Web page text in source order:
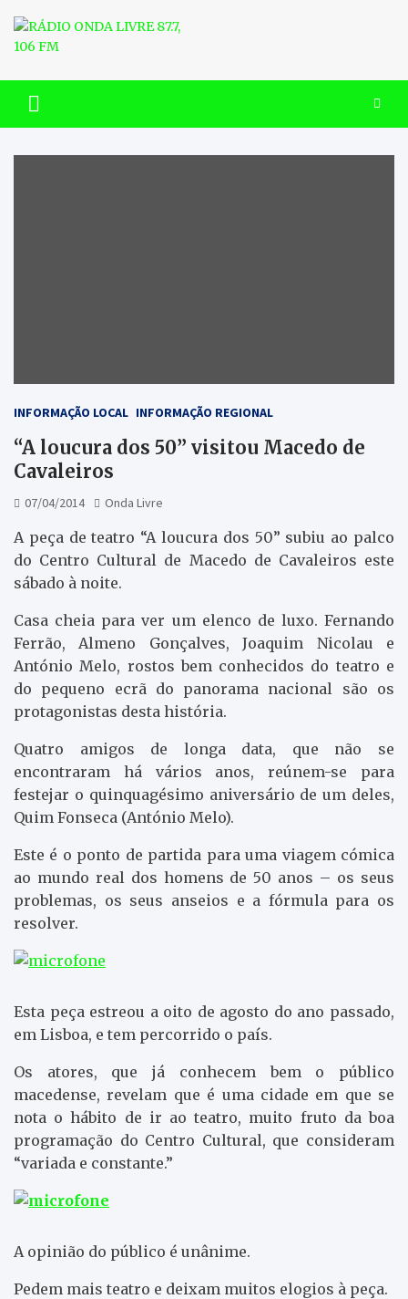
content
RÁDIO ONDA LIVRE 87.7, 106
FM
INFORMAÇÃO LOCAL INFORMAÇÃO REGIONAL
“A loucura dos 50” visitou Macedo de
Cavaleiros
07/04/2014 Onda Livre
A peça de teatro “A loucura dos 50” subiu ao palco
do Centro Cultural de Macedo de Cavaleiros este
sábado à noite.
Casa cheia para ver um elenco de luxo. Fernando
Ferrão, Almeno Gonçalves, Joaquim Nicolau e
António Melo, rostos bem conhecidos do teatro e
do pequeno ecrã do panorama nacional são os
protagonistas desta história.
Quatro amigos de longa data, que não se
encontraram há vários anos, reúnem-se para
festejar o quinquagésimo aniversário de um deles,
Quim Fonseca (António Melo).
Este é o ponto de partida para uma viagem cómica
ao mundo real dos homens de 50 anos – os seus
problemas, os seus anseios e a fórmula para os
resolver.
Esta peça estreou a oito de agosto do ano passado,
em Lisboa, e tem percorrido o país.
Os atores, que já conhecem bem o público
macedense, revelam que é uma cidade em que se
nota o hábito de ir ao teatro, muito fruto da boa
programação do Centro Cultural, que consideram
“variada e constante.”
A opinião do público é unânime.
Pedem mais teatro e deixam muitos elogios à peça.